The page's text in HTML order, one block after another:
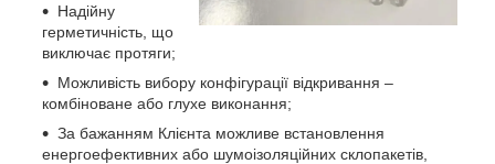
Надійну
герметичність, що
виключає протяги;
Можливість вибору конфігурації відкривання –
комбіноване або глухе виконання;
За бажанням Клієнта можливе встановлення
енергоефективних або шумоізоляційних склопакетів,